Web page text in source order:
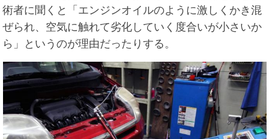
術者に聞くと「エンジンオイルのように激しくかき混
ぜられ、空気に触れて劣化していく度合いが小さいか
ら」というのが理由だったりする。